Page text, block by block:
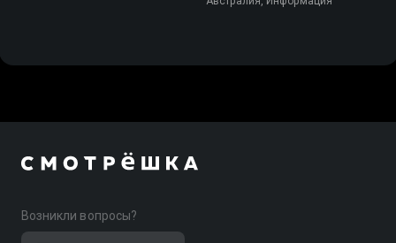
Возникли вопросы?